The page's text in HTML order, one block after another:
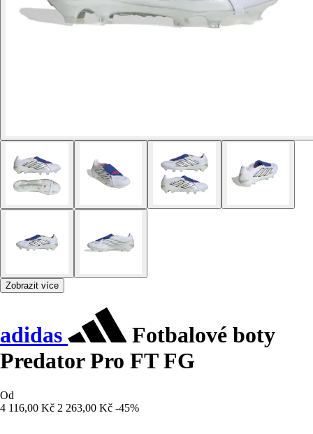
Zobrazit více
adidas
Fotbalové boty
Predator Pro FT FG
Od
4 116,00 Kč 2 263,00 Kč -45%